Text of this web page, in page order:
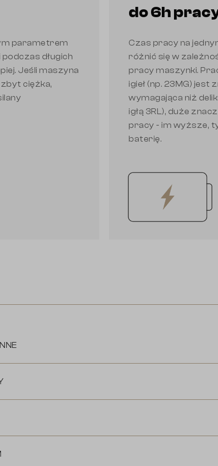
parametrem
długich
Jeśli maszyna
ciężka,
do 6h
Czas pracy na
różnić się w
pracy maszynki.
igieł (np. 23MG) jest
wymagająca niż
igłą 3RL), duże
pracy - im wyższe,
baterię.